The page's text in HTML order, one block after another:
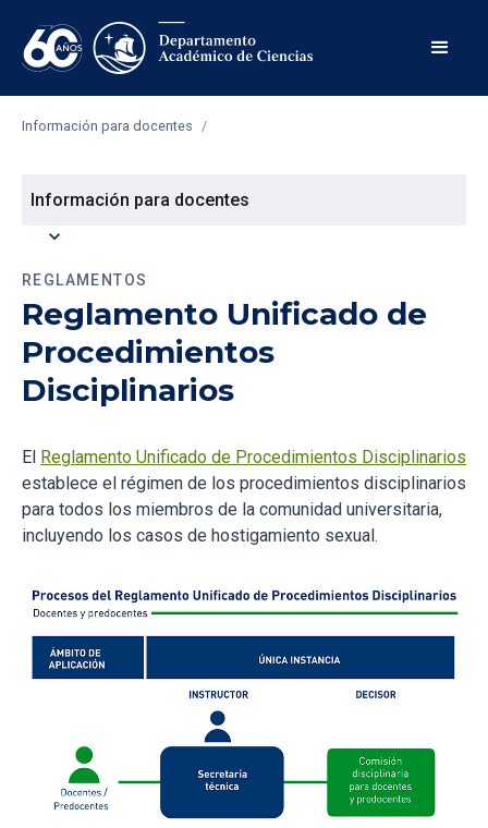
Información para docentes /
Información para docentes
expand_more
REGLAMENTOS
Reglamento Unificado de
Procedimientos
Disciplinarios
El Reglamento Unificado de Procedimientos Disciplinarios
establece el régimen de los procedimientos disciplinarios
para todos los miembros de la comunidad universitaria,
incluyendo los casos de hostigamiento sexual.